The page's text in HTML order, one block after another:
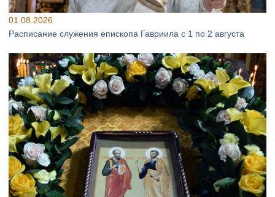
01.08.2026
Расписание служения епископа Гавриила с 1 по 2 августа